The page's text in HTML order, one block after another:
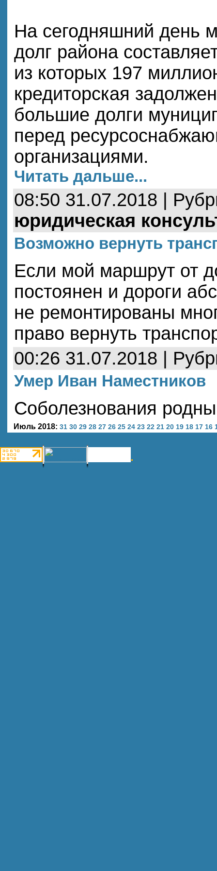
На сегодняшний день
долг района
из которых 197
кредиторская
большие долги
перед
организациями.
Читать дальше...
08:50 31.07.2018 |
юридическая
Возможно вернуть
Если мой маршрут от
постоянен и дороги
не ремонтированы
право вернуть
00:26 31.07.2018 |
Умер Иван Наместников
Соболезнования
Июль 2018: 31 30 29 28 27 26 25 24 23 22 21 20 19 18 17 16